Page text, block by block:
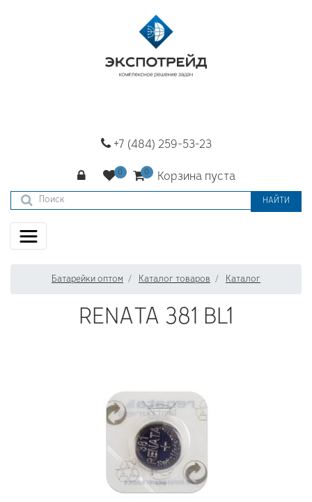
+7 (484) 259-53-23
Корзина пуста
НАЙТИ
Батарейки оптом Каталог товаров Каталог
RENATA 381 BL1